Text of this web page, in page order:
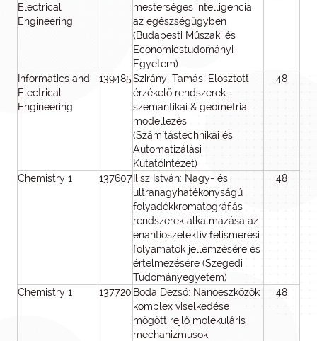
Electrical
Engineering
mesterséges intelligencia
az egészségügyben
(Budapesti Műszaki és
Economicstudományi
Egyetem)
Informatics and
Electrical
Engineering
139485Szirányi Tamás: Elosztott
érzékelő rendszerek:
szemantikai & geometriai
modellezés
(Számítástechnikai és
Automatizálási
Kutatóintézet)
48
Chemistry 1 137607 Ilisz István: Nagy- és
ultranagyhatékonyságú
folyadékkromatográfiás
rendszerek alkalmazása az
enantioszelektív felismerési
folyamatok jellemzésére és
értelmezésére (Szegedi
Tudományegyetem)
48
Chemistry 1 137720 Boda Dezső: Nanoeszközök
komplex viselkedése
mögött rejlő molekuláris
mechanizmusok
48